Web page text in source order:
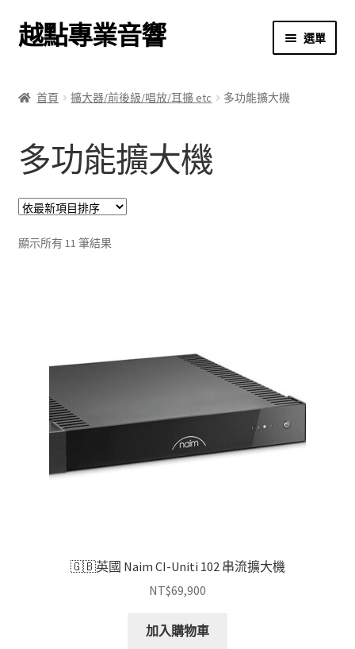
跳
至
覽
跳
至
要
越點專業音響 選單
關於我們
我的帳號
結帳
首頁 擴大器/前後級/唱放/耳擴 etc 多功能擴大機
多功能擴大機
顯示所有 11 筆結果依
🇬🇧英國 Naim CI-Uniti 102 串流擴大機
NT$69,900
加入購物車